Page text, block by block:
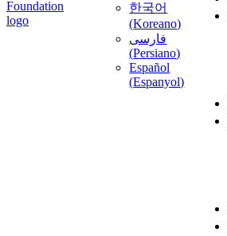
한국어
(Koreano)
فارسی
(Persiano)
Español
(Espanyol)